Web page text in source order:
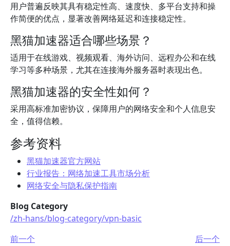
用户普遍反映其具有稳定性高、速度快、多平台支持和操
作简便的优点，显著改善网络延迟和连接稳定性。
黑猫加速器适合哪些场景？
适用于在线游戏、视频观看、海外访问、远程办公和在线
学习等多种场景，尤其在连接海外服务器时表现出色。
黑猫加速器的安全性如何？
采用高标准加密协议，保障用户的网络安全和个人信息安
全，值得信赖。
参考资料
黑猫加速器官方网站
行业报告：网络加速工具市场分析
网络安全与隐私保护指南
Blog Category
/zh-hans/blog-category/vpn-basic
前一个
后一个